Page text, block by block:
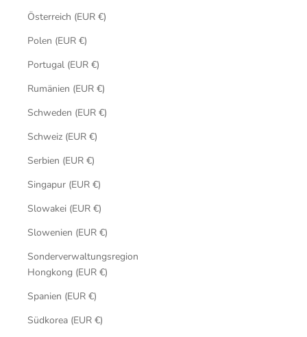
Österreich (EUR €)
Polen (EUR €)
Portugal (EUR €)
Rumänien (EUR €)
Schweden (EUR €)
Schweiz (EUR €)
Serbien (EUR €)
Singapur (EUR €)
Slowakei (EUR €)
Slowenien (EUR €)
Sonderverwaltungsregion
Hongkong (EUR €)
Spanien (EUR €)
Südkorea (EUR €)